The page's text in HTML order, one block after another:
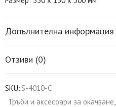
Допълнителна информация
Отзиви (0)
SKU:S-4010-C
Тръби и аксесоари за окачване,